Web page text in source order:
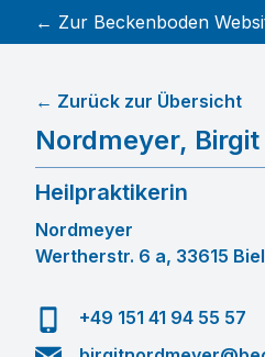
← Zur Beckenboden
Nordmeyer, Birgit
← Zurück zur Übersicht
Heilpraktikerin
Nordmeyer
Wertherstr. 6 a, 33615
+49 151 41 94 55 57